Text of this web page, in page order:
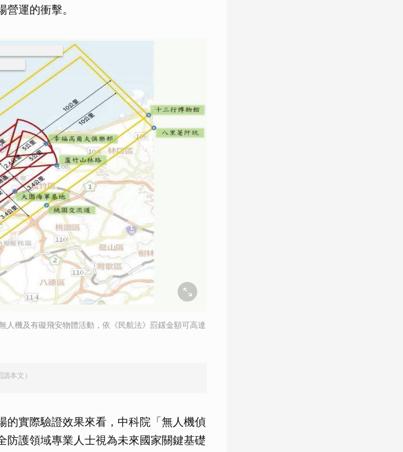
運的衝擊。
人機及有礙飛安物體活動，依《民航法》罰鍰金額可高達
本文）
的實際驗證效果來看，中科院「無人機偵
防護領域專業人士視為未來國家關鍵基礎